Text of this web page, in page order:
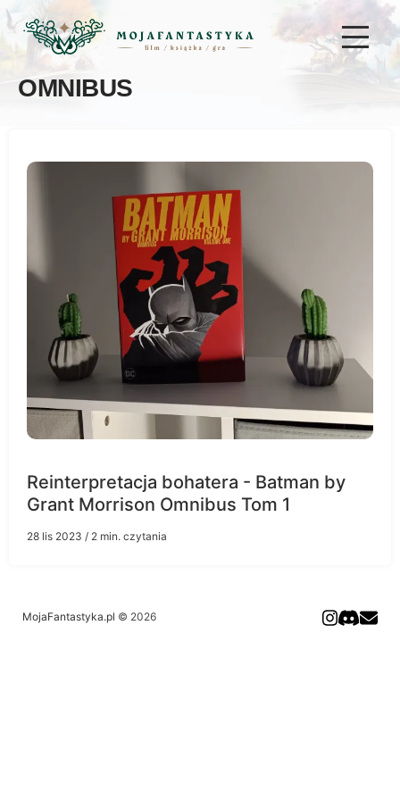
OMNIBUS
Reinterpretacja bohatera - Batman by
Grant Morrison Omnibus Tom 1
28 lis 2023 / 2 min. czytania
MojaFantastyka.pl © 2026